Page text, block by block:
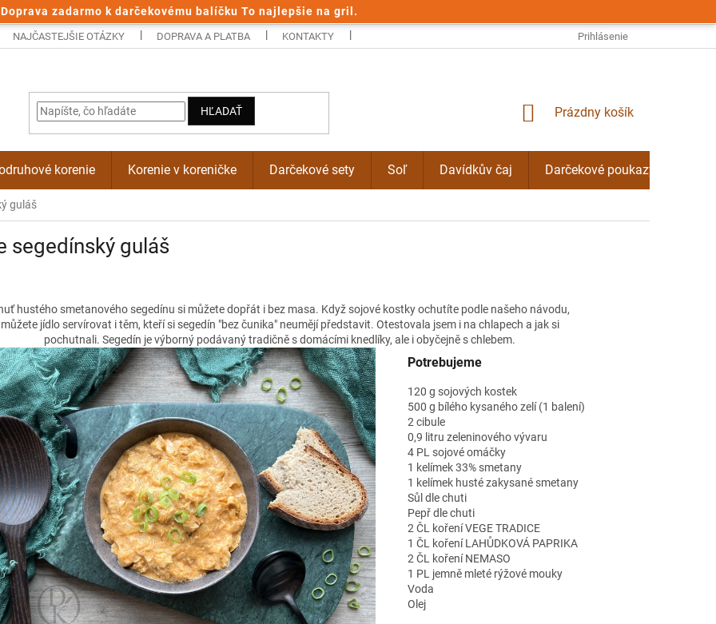
Doprava zadarmo k darčekovému balíčku To najlepšie na gril.
NAJČASTEJŠIE OTÁZKY DOPRAVA A PLATBA KONTAKTY PODMIENKY OCHRANY OSOBNÝCH
Prihlásenie
HĽADAŤ
NÁKUPNÝ
Prázdny košík
korenie Korenie v koreničke Darčekové sety Soľ Davídkův čaj Darčekové poukazy
guláš
segedínský guláš
hustého smetanového segedínu si můžete dopřát i bez masa. Když sojové kostky ochutíte podle našeho návodu,
můžete jídlo servírovat i těm, kteří si segedín "bez čunika" neumějí představit. Otestovala jsem i na chlapech a jak si
pochutnali. Segedín je výborný podávaný tradičně s domácími knedlíky, ale i obyčejně s chlebem.
Potrebujeme
120 g sojových kostek
500 g bílého kysaného zelí (1 balení)
2 cibule
0,9 litru zeleninového vývaru
4 PL sojové omáčky
1 kelímek 33% smetany
1 kelímek husté zakysané smetany
Sůl dle chuti
Pepř dle chuti
2 ČL koření VEGE TRADICE
1 ČL koření LAHŮDKOVÁ PAPRIKA
2 ČL koření NEMASO
1 PL jemně mleté rýžové mouky
Voda
Olej